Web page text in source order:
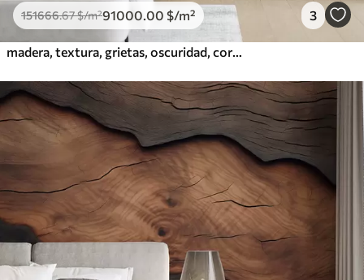
151666.67$/m²91000 .00 $/m² 3